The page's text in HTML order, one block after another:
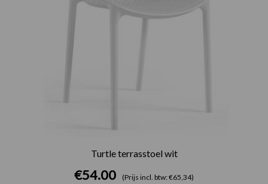
Turtle terrasstoel wit
€54.00 (Prijs incl. btw: €65,34)